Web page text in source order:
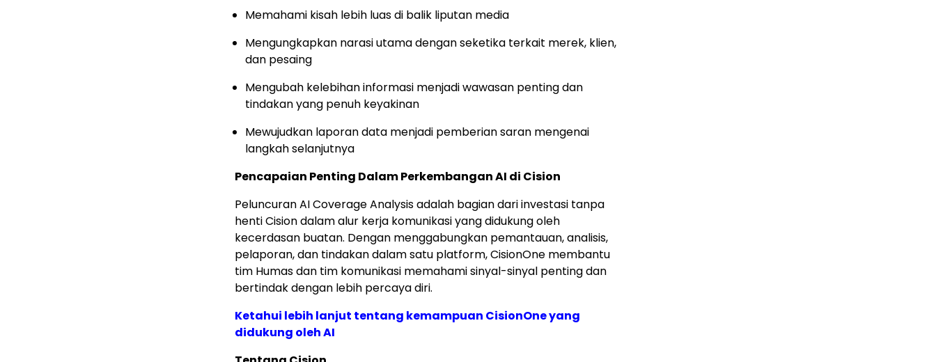
Memahami kisah lebih luas di balik liputan media
Mengungkapkan narasi utama dengan seketika terkait merek, klien,
dan pesaing
Mengubah kelebihan informasi menjadi wawasan penting dan
tindakan yang penuh keyakinan
Mewujudkan laporan data menjadi pemberian saran mengenai
langkah selanjutnya
Pencapaian Penting Dalam Perkembangan AI di Cision
Peluncuran AI Coverage Analysis adalah bagian dari investasi tanpa
henti Cision dalam alur kerja komunikasi yang didukung oleh
kecerdasan buatan. Dengan menggabungkan pemantauan, analisis,
pelaporan, dan tindakan dalam satu platform, CisionOne membantu
tim Humas dan tim komunikasi memahami sinyal-sinyal penting dan
bertindak dengan lebih percaya diri.
Ketahui lebih lanjut tentang kemampuan CisionOne yang
didukung oleh AI